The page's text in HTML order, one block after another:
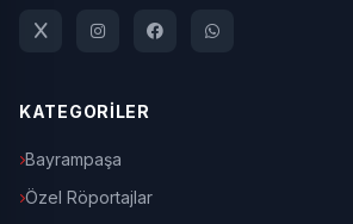
KATEGORİLER
Bayrampaşa
Özel Röportajlar